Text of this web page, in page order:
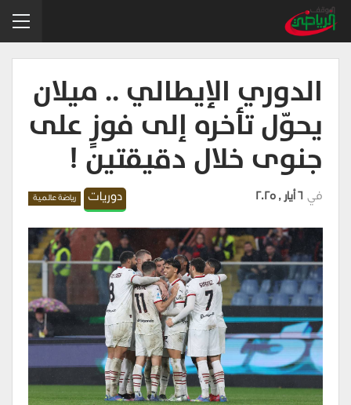
الدوري الإيطالي .. ميلان
يحوّل تأخره إلى فوزٍ على
جنوى خلال دقيقتين !
دوريات رياضة عالمية في 6 أيار , 2025